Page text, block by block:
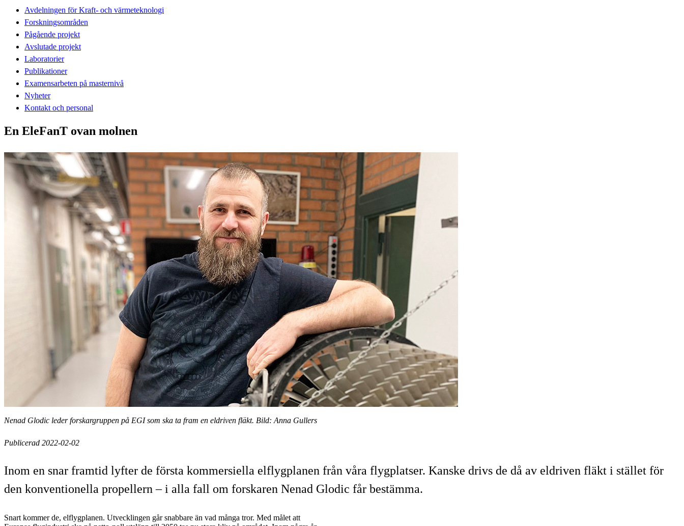
Avdelningen för Kraft- och värmeteknologi
Forskningsområden
Pågående projekt
Avslutade projekt
Laboratorier
Publikationer
Examensarbeten på masternivå
Nyheter
Kontakt och personal
En EleFanT ovan molnen
Nenad Glodic leder forskargruppen på EGI som ska ta fram en eldriven fläkt. Bild: Anna Gullers
Publicerad 2022-02-02
Inom en snar framtid lyfter de första kommersiella elflygplanen från våra flygplatser. Kanske drivs de då av eldriven fläkt i stället för
den konventionella propellern – i alla fall om forskaren Nenad Glodic får bestämma.
Snart kommer de, elflygplanen. Utvecklingen går snabbare än vad många tror. Med målet att